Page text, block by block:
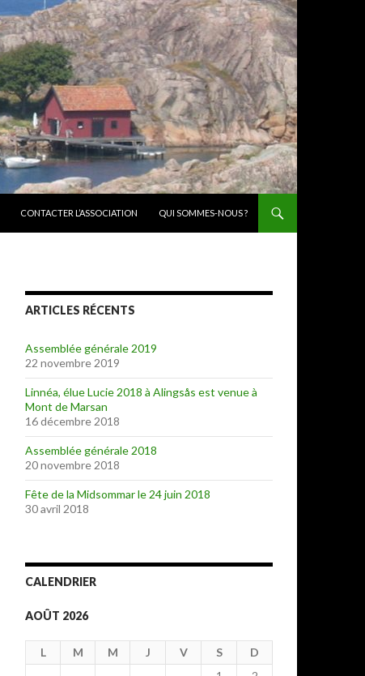
CONTACTER L’ASSOCIATION QUI SOMMES-NOUS ?
ARTICLES RÉCENTS
Assemblée générale 2019
22 novembre 2019
Linnéa, élue Lucie 2018 à Alingsås est venue à
Mont de Marsan
16 décembre 2018
Assemblée générale 2018
20 novembre 2018
Fête de la Midsommar le 24 juin 2018
30 avril 2018
CALENDRIER
AOÛT 2026
L M M J V S
D